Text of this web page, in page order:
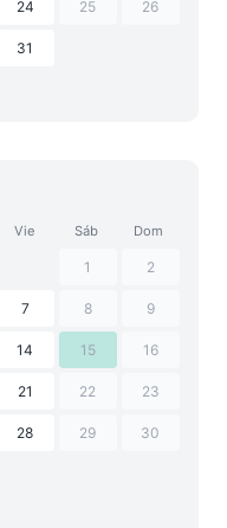
24 25 26
31
Vie Sáb Dom
1 2
7 8 9
14 15 16
21 22 23
28 29 30